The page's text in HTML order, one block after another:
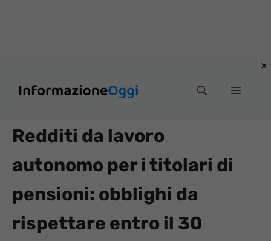
Menu
Redditi da lavoro
autonomo per i titolari di
pensioni: obblighi da
rispettare entro il 30